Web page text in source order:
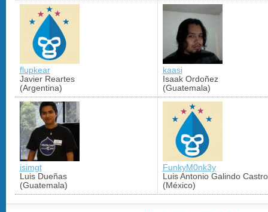
flupkear
Javier Reartes
(Argentina)
kaasi
Isaak Ordoñez
(Guatemala)
isimgt
Luis Dueñas
(Guatemala)
FunkyM0nk3y
Luis Antonio Galindo Castro
(México)